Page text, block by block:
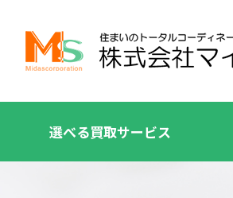
選べる買取サービス